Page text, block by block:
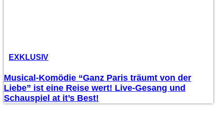
EXKLUSIV
Musical-Komödie “Ganz Paris träumt von der
Liebe” ist eine Reise wert! Live-Gesang und
Schauspiel at it’s Best!